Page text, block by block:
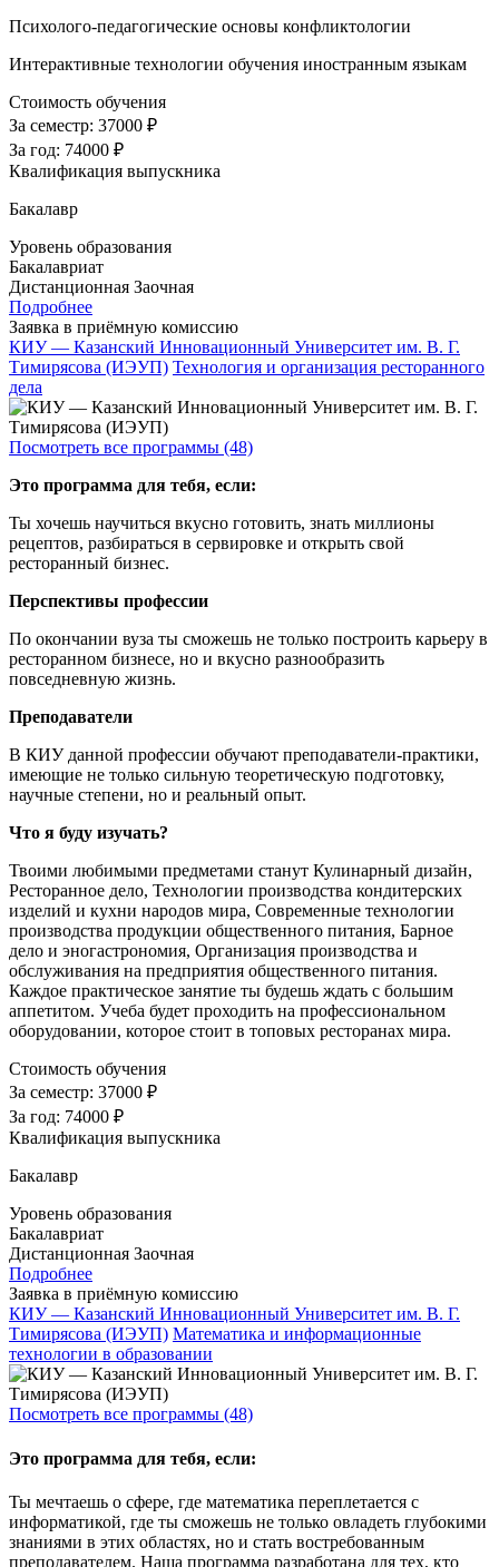
Психолого-педагогические основы конфликтологии
Интерактивные технологии обучения иностранным языкам
Стоимость обучения
За семестр: 37000 ₽
За год: 74000 ₽
Квалификация выпускника
Бакалавр
Уровень образования
Бакалавриат
Дистанционная Заочная
Подробнее
Заявка в приёмную комиссию
КИУ — Казанский Инновационный Университет им. В. Г.
Тимирясова (ИЭУП) Технология и организация ресторанного
дела
Посмотреть все программы (48)
Это программа для тебя, если:
Ты хочешь научиться вкусно готовить, знать миллионы
рецептов, разбираться в сервировке и открыть свой
ресторанный бизнес.
Перспективы профессии
По окончании вуза ты сможешь не только построить карьеру в
ресторанном бизнесе, но и вкусно разнообразить
повседневную жизнь.
Преподаватели
В КИУ данной профессии обучают преподаватели-практики,
имеющие не только сильную теоретическую подготовку,
научные степени, но и реальный опыт.
Что я буду изучать?
Твоими любимыми предметами станут Кулинарный дизайн,
Ресторанное дело, Технологии производства кондитерских
изделий и кухни народов мира, Современные технологии
производства продукции общественного питания, Барное
дело и эногастрономия, Организация производства и
обслуживания на предприятия общественного питания.
Каждое практическое занятие ты будешь ждать с большим
аппетитом. Учеба будет проходить на профессиональном
оборудовании, которое стоит в топовых ресторанах мира.
Стоимость обучения
За семестр: 37000 ₽
За год: 74000 ₽
Квалификация выпускника
Бакалавр
Уровень образования
Бакалавриат
Дистанционная Заочная
Подробнее
Заявка в приёмную комиссию
КИУ — Казанский Инновационный Университет им. В. Г.
Тимирясова (ИЭУП) Математика и информационные
технологии в образовании
Посмотреть все программы (48)
Это программа для тебя, если:
Ты мечтаешь о сфере, где математика переплетается с
информатикой, где ты сможешь не только овладеть глубокими
знаниями в этих областях, но и стать востребованным
преподавателем. Наша программа разработана для тех, кто